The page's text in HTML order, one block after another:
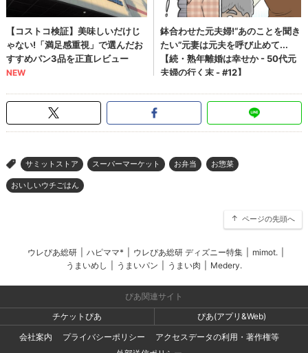
> サミットストア スーパーマーケット お弁当 お惣菜
おいしいウチごはん
ページの先頭へ
ウレぴあ総研 ハピママ* ウレぴあ総研 ディズニー特集 mimot.
うまいめし
うまいパン うまい肉 Medery.
ぴあ関連サイト
チケットぴあ
ぴあ(アプリ&Web)
会社案内
プライバシーポリシー
アクセスデータの利用・著作権等